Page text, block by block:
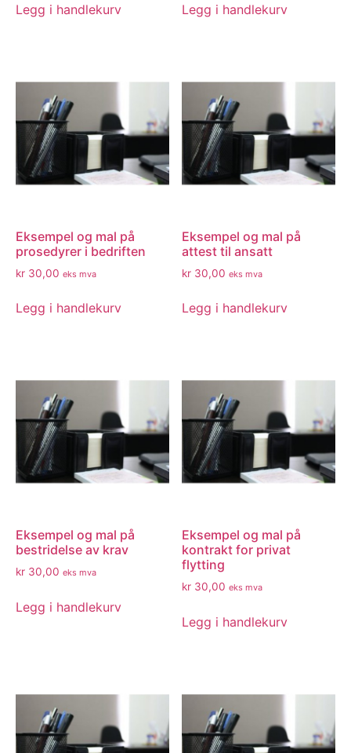
Legg i handlekurv Legg i handlekurv
Eksempel og mal på
prosedyrer i bedriften
kr 30,00 eks mva
Legg i handlekurv
Eksempel og mal på
attest til ansatt
kr 30,00 eks mva
Legg i handlekurv
Eksempel og mal på
bestridelse av krav
kr 30,00 eks mva
Legg i handlekurv
Eksempel og mal på
kontrakt for privat
flytting
kr 30,00 eks mva
Legg i handlekurv